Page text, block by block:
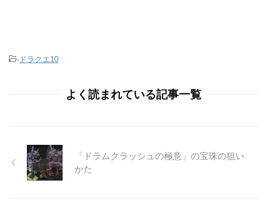
- ドラクエ10
よく読まれている記事一覧
「ドラムクラッシュの極意」の宝珠の狙い
かた